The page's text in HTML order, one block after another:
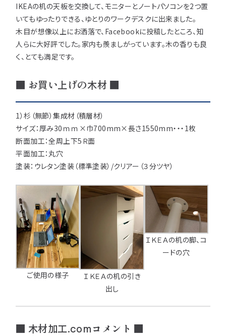
お支払いについて
注意事項とよくある質問
新生活 アイディア作品・クラフト
フォトコンテスト その他
IKEAの机の天板を交換して、モニターとノートパソコンを2つ置
いてもゆったりできる、ゆとりのワークデスクに出来ました。
木目が想像以上にお洒落で、Facebookに投稿したところ、知
人らに大好評でした。家内も羨ましがっています。木の香りも良
く、とても満足です。
■ お買い上げの木材 ■
1）杉（無節）集成材（積層材）
サイズ：厚み30ｍｍ×巾700mm×長さ1550mm・・・1枚
断面加工：全周上下5Ｒ面
平面加工：丸穴
塗装：ウレタン塗装（標準塗装）/クリアー（３分ツヤ）
ご使用の様子
ＩＫＥＡの机の引き
出し
ＩＫＥＡの机の脚、コ
ードの穴
■ 木材加工.comコメント ■